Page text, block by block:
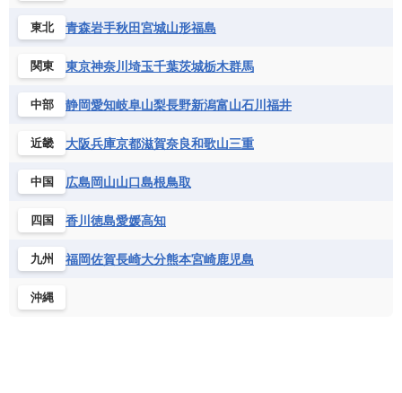
東北 青森岩手秋田宮城山形福島
関東 東京神奈川 埼玉千葉茨城栃木群馬
中部 静岡愛知岐阜山梨長野新潟富山石川 福井
近畿 大阪兵庫京都滋賀奈良和歌山三重
中国 広島岡山山口島根鳥取
四国 香川 徳島愛媛高知
九州 福岡佐賀長崎大分熊本宮崎鹿児島
沖縄